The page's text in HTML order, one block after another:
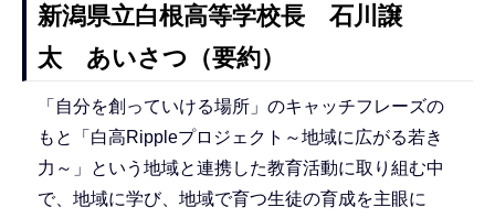
新潟県立白根高等学校長 石川譲
太 あいさつ（要約）
「自分を創っていける場所」のキャッチフレーズの
もと「白高Rippleプロジェクト～地域に広がる若き
力～」という地域と連携した教育活動に取り組む中
で、地域に学び、地域で育つ生徒の育成を主眼に